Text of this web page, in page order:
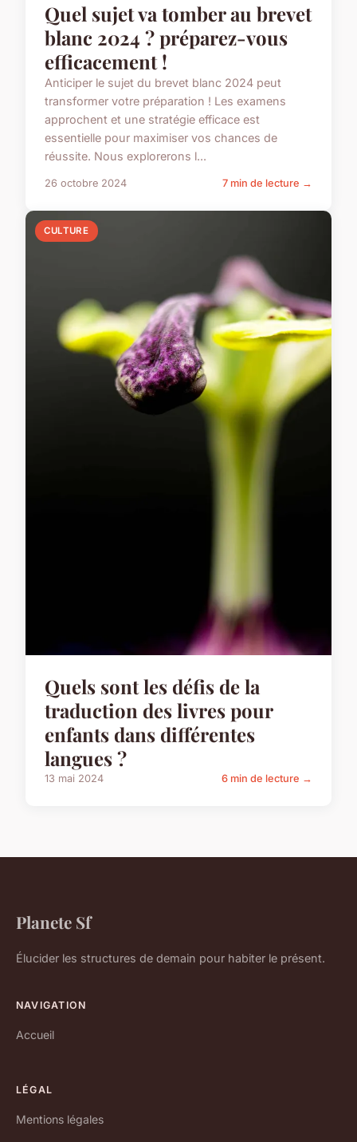
Quel sujet va tomber au brevet
blanc 2024 ? préparez-vous
efficacement !
Anticiper le sujet du brevet blanc 2024 peut
transformer votre préparation ! Les examens
approchent et une stratégie efficace est
essentielle pour maximiser vos chances de
réussite. Nous explorerons l...
26 octobre 2024 7 min de lecture →
CULTURE
Quels sont les défis de la
traduction des livres pour
enfants dans différentes
langues ?
13 mai 2024 6 min de lecture →
Planete Sf
Élucider les structures de demain pour habiter le présent.
NAVIGATION
Accueil
LÉGAL
Mentions légales